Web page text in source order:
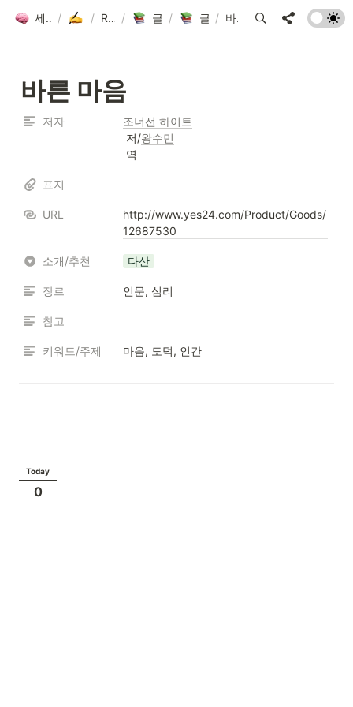
세컨드 브레인 그룹 위키 / 글쓰기방
/ Resources / 글쓰기방 도서 목록
/ 글쓰기방 도서 목록/ 바른 마음
바른 마음
저자
조너선 하이트
저/왕수민
역
표지
URL
http://www.yes24.com/Product/Goods/
12687530
소개/추천 다산
장르 인문, 심리
참고
키워드/주제 마음, 도덕, 인간
Today
0